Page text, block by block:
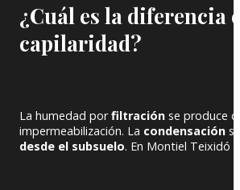
¿Cuál es la diferencia
capilaridad?
La humedad porfiltración se produce
impermeabilización. La condensación
desde el subsuelo. En Montiel Teixidó